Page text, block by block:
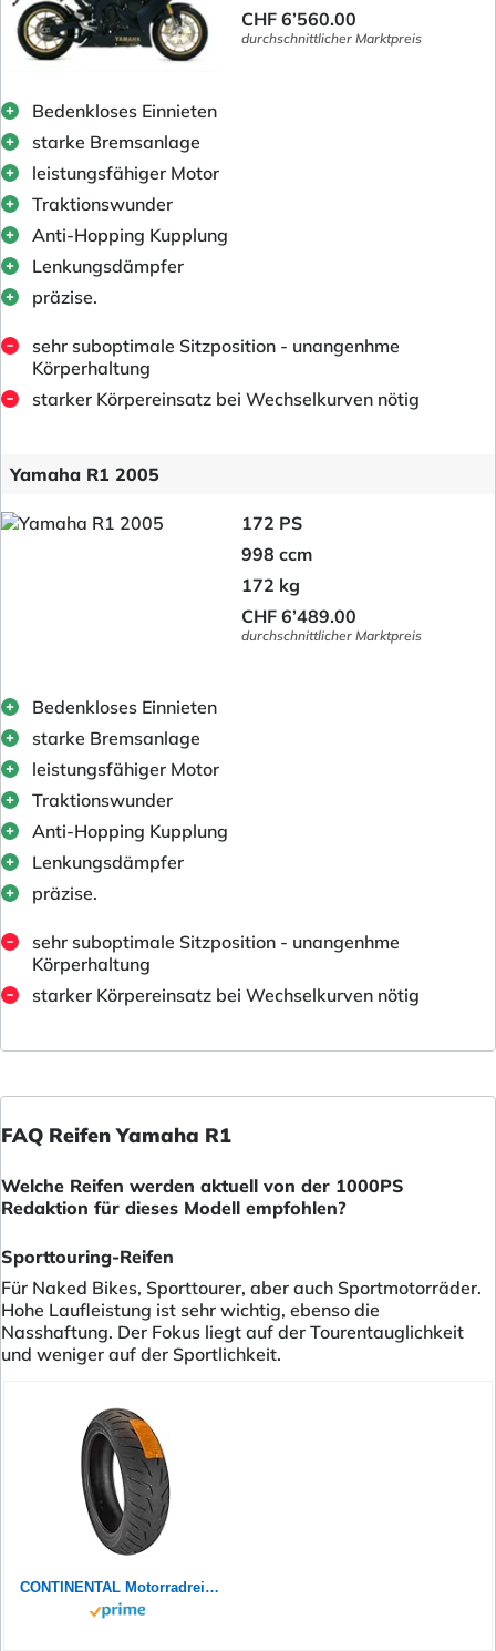
CHF 6’560.00
durchschnittlicher Marktpreis
Bedenkloses Einnieten
starke Bremsanlage
leistungsfähiger Motor
Traktionswunder
Anti-Hopping Kupplung
Lenkungsdämpfer
präzise.
sehr suboptimale Sitzposition - unangenhme
Körperhaltung
starker Körpereinsatz bei Wechselkurven nötig
Yamaha R1 2005
172 PS
998 ccm
172 kg
CHF 6’489.00
durchschnittlicher Marktpreis
Bedenkloses Einnieten
starke Bremsanlage
leistungsfähiger Motor
Traktionswunder
Anti-Hopping Kupplung
Lenkungsdämpfer
präzise.
sehr suboptimale Sitzposition - unangenhme
Körperhaltung
starker Körpereinsatz bei Wechselkurven nötig
FAQ Reifen Yamaha R1
Welche Reifen werden aktuell von der 1000PS
Redaktion für dieses Modell empfohlen?
Sporttouring-Reifen
Für Naked Bikes, Sporttourer, aber auch Sportmotorräder.
Hohe Laufleistung ist sehr wichtig, ebenso die
Nasshaftung. Der Fokus liegt auf der Tourentauglichkeit
und weniger auf der Sportlichkeit.
CONTINENTAL Motorradreifen 190/55 ZR 17 M/C TL (75W) CONTIROADATTACK 4 GT